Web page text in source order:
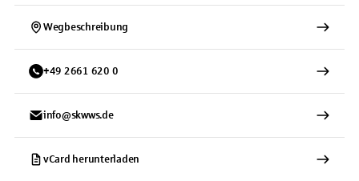
Wegbeschreibung
+49 2661 620 0
info@skwws.de
vCard herunterladen